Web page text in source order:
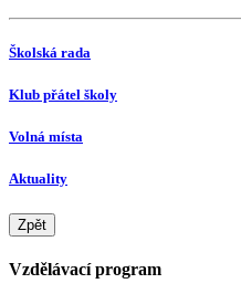
Školská rada
Klub přátel školy
Volná místa
Aktuality
Zpět
Vzdělávací program